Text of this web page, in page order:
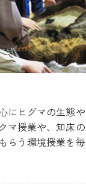
にヒグマの生態
マ授業や、知床
らう環境授業を